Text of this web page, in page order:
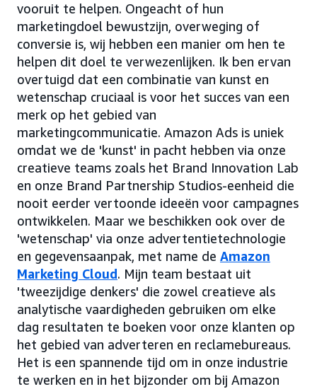
vooruit te helpen. Ongeacht of hun
marketingdoel bewustzijn, overweging of
conversie is, wij hebben een manier om hen te
helpen dit doel te verwezenlijken. Ik ben ervan
overtuigd dat een combinatie van kunst en
wetenschap cruciaal is voor het succes van een
merk op het gebied van
marketingcommunicatie. Amazon Ads is uniek
omdat we de 'kunst' in pacht hebben via onze
creatieve teams zoals het Brand Innovation Lab
en onze Brand Partnership Studios-eenheid die
nooit eerder vertoonde ideeën voor campagnes
ontwikkelen. Maar we beschikken ook over de
'wetenschap' via onze advertentietechnologie
en gegevensaanpak, met name de Amazon
Marketing Cloud. Mijn team bestaat uit
'tweezijdige denkers' die zowel creatieve als
analytische vaardigheden gebruiken om elke
dag resultaten te boeken voor onze klanten op
het gebied van adverteren en reclamebureaus.
Het is een spannende tijd om in onze industrie
te werken en in het bijzonder om bij Amazon